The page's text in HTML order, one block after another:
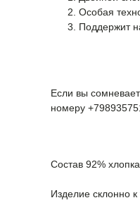
Особая
Поддержит
Если вы
номеру
Состав 92%
Изделие склонно